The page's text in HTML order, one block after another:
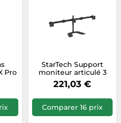
Pro
-
StarTech Support
moniteur articulé 3
écrans VESA jusqu'à
27" Acier/Aluminium
221,03 €
Comparer 16 prix